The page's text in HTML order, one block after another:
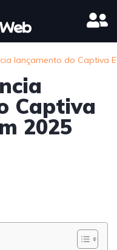
lançamento do Captiva
Captiva
2025